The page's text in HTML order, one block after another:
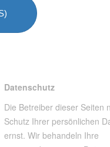
Datenschutz
Die Betreiber dieser Seiten
Schutz Ihrer persönlichen
ernst. Wir behandeln Ihre